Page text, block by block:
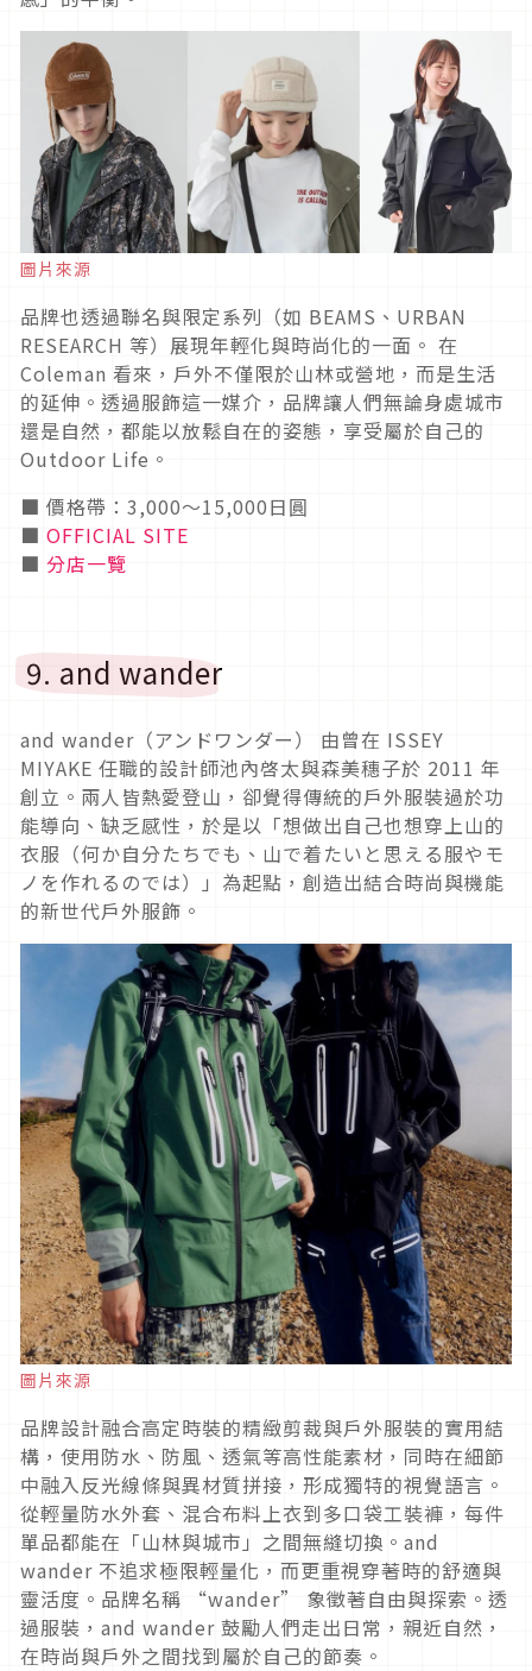
圖片來源
品牌也透過聯名與限定系列（如 BEAMS、URBAN
RESEARCH 等）展現年輕化與時尚化的一面。 在
Coleman 看來，戶外不僅限於山林或營地，而是生活
的延伸。透過服飾這一媒介，品牌讓人們無論身處城市
還是自然，都能以放鬆自在的姿態，享受屬於自己的
Outdoor Life。
■ 價格帶：3,000〜15,000日圓
■ OFFICIAL SITE
■ 分店一覽
9. and wander
and wander（アンドワンダー） 由曾在 ISSEY
MIYAKE 任職的設計師池內啓太與森美穗子於 2011 年
創立。兩人皆熱愛登山，卻覺得傳統的戶外服裝過於功
能導向、缺乏感性，於是以「想做出自己也想穿上山的
衣服（何か自分たちでも、山で着たいと思える服やモ
ノを作れるのでは）」為起點，創造出結合時尚與機能
的新世代戶外服飾。
圖片來源
品牌設計融合高定時裝的精緻剪裁與戶外服裝的實用結
構，使用防水、防風、透氣等高性能素材，同時在細節
中融入反光線條與異材質拼接，形成獨特的視覺語言。
從輕量防水外套、混合布料上衣到多口袋工裝褲，每件
單品都能在「山林與城市」之間無縫切換。and
wander 不追求極限輕量化，而更重視穿著時的舒適與
靈活度。品牌名稱 “wander” 象徵著自由與探索。透
過服裝，and wander 鼓勵人們走出日常，親近自然，
在時尚與戶外之間找到屬於自己的節奏。